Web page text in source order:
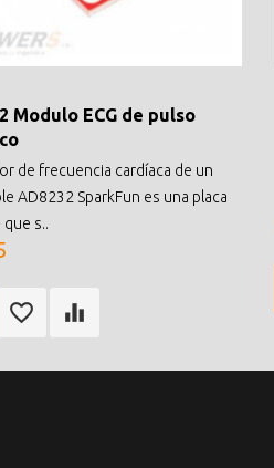
Modulo ECG de pulso
de frecuencia cardíaca de un
AD8232 SparkFun es una placa
s..